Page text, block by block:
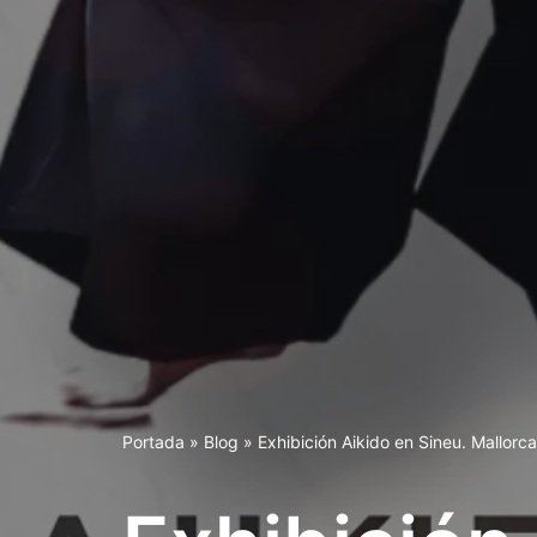
Portada » Blog » Exhibición Aikido en Sineu.